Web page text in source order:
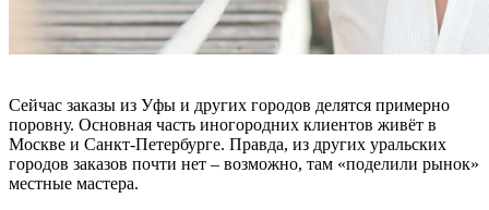
Сейчас заказы из Уфы и других городов делятся примерно
поровну. Основная часть иногородних клиентов живёт в
Москве и Санкт-Петербурге. Правда, из других уральских
городов заказов почти нет – возможно, там «поделили рынок»
местные мастера.